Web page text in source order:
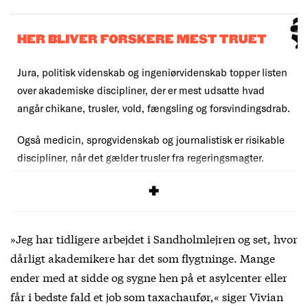
HER BLIVER FORSKERE MEST TRUET
Jura, politisk videnskab og ingeniørvidenskab topper listen
over akademiske discipliner, der er mest udsatte hvad
angår chikane, trusler, vold, fængsling og forsvindingsdrab.
Også medicin, sprogvidenskab og journalistisk er risikable
discipliner, når det gælder trusler fra regeringsmagter.
Kilde: Scholars at Risk Network
»Jeg har tidligere arbejdet i Sandholmlejren og set, hvor
dårligt akademikere har det som flygtninge. Mange
ender med at sidde og sygne hen på et asylcenter eller
får i bedste fald et job som taxachaufør,« siger Vivian